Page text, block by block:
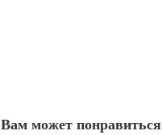
Вам может понравиться